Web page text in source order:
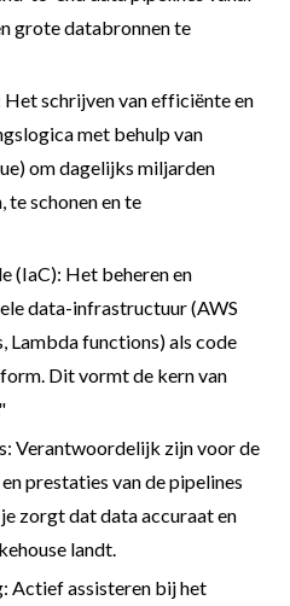
grote databronnen te
schrijven van efficiënte en
met behulp van
om dagelijks miljarden
schonen en te
(IaC): Het beheren en
data-infrastructuur (AWS
Lambda functions) als code
Dit vormt de kern van
Verantwoordelijk zijn voor de
prestaties van de pipelines
zorgt dat data accuraat en
landt.
Actief assisteren bij het